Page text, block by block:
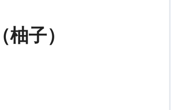
の関係と見分け方を解説
ス記念キャンペーン【ムームードメイン】
子）